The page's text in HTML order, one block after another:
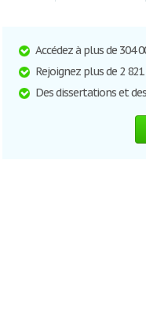
Accédez à plus de 304
Rejoignez plus de 2
Des dissertations et